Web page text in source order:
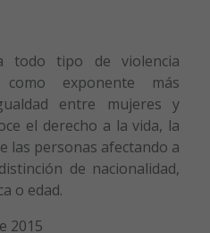
todo tipo de violencia
exponente más
entre mujeres y
el derecho a la vida, la
las personas afectando a
de nacionalidad,
o edad.
2015